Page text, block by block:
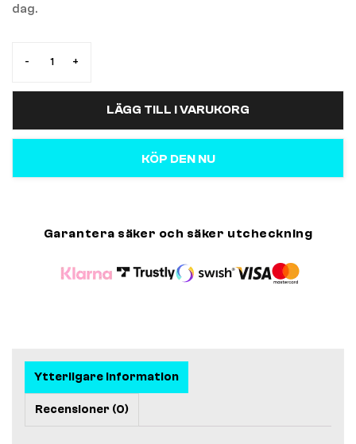
dag.
- +
LÄGG TILL I VARUKORG
KÖP DEN NU
Garantera säker och säker utcheckning
Ytterligare information
Recensioner (0)